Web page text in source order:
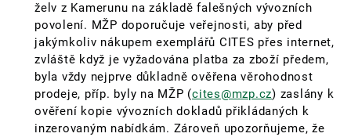
želv z Kamerunu na základě falešných vývozních
povolení. MŽP doporučuje veřejnosti, aby před
jakýmkoliv nákupem exemplářů CITES přes internet,
zvláště když je vyžadována platba za zboží předem,
byla vždy nejprve důkladně ověřena věrohodnost
prodeje, příp. byly na MŽP (cites@mzp.cz) zaslány k
ověření kopie vývozních dokladů přikládaných k
inzerovaným nabídkám. Zároveň upozorňujeme, že